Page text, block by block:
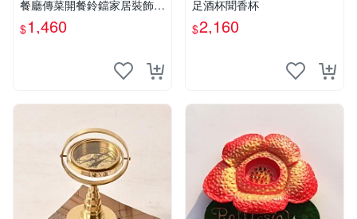
餐廳傳菜開餐鈴鐺家居裝飾擺
件
$1,460
足酒杯聞香杯
$2,160